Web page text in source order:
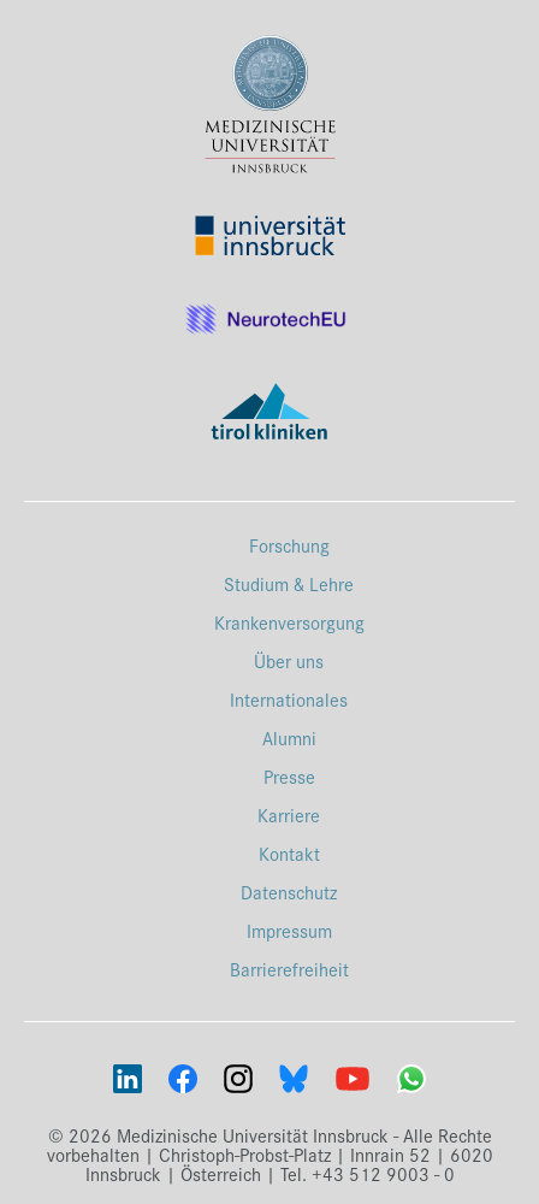
Forschung
Studium & Lehre
Krankenversorgung
Über uns
Internationales
Alumni
Presse
Karriere
Kontakt
Datenschutz
Impressum
Barrierefreiheit
© 2026 Medizinische Universität Innsbruck - Alle Rechte
vorbehalten | Christoph-Probst-Platz | Innrain 52 | 6020
Innsbruck | Österreich | Tel. +43 512 9003 - 0